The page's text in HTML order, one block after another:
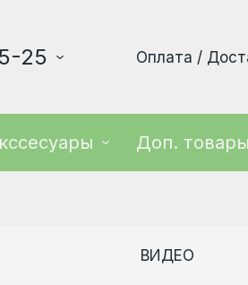
25 Оплата /
Доп. товары
ВИДЕО